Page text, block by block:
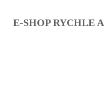
E-SHOP RYCHLE